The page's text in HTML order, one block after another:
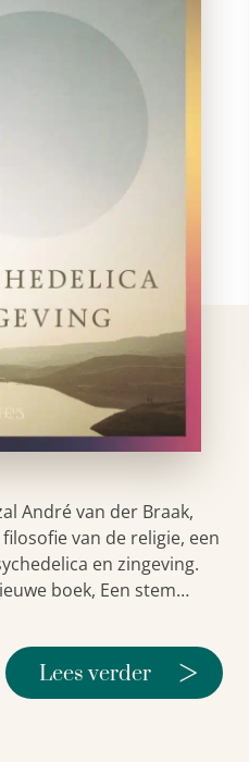
André van der Braak,
van de religie, een
en zingeving.
boek, Een stem…
Lees verder >